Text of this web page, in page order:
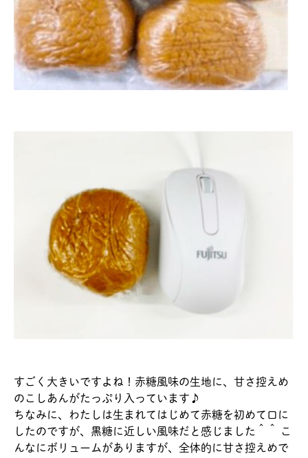
すごく大きいですよね！赤糖風味の生地に、甘さ控えめ
のこしあんがたっぷり入っています♪
ちなみに、わたしは生まれてはじめて赤糖を初めて口に
したのですが、黒糖に近しい風味だと感じました＾＾ こ
んなにボリュームがありますが、全体的に甘さ控えめで